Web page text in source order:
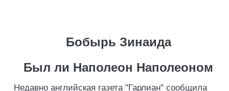
Бобырь Зинаида
Был ли Hаполеон Hаполеоном
Недавно английская газета "Гарлиан" сообщила